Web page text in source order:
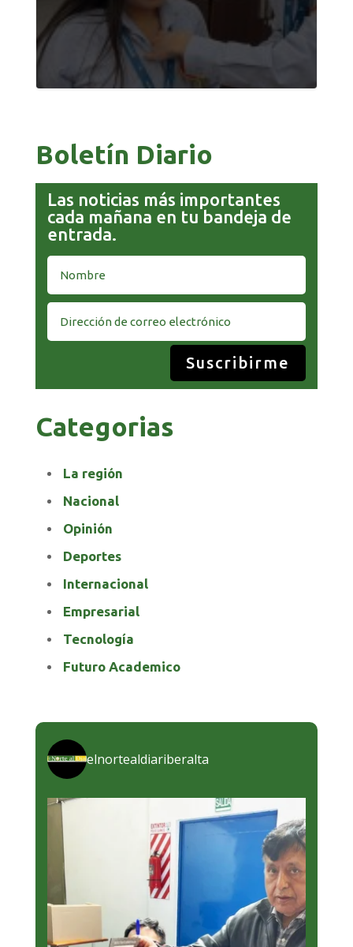
Boletín Diario
Las noticias más importantes
cada mañana en tu bandeja de
entrada.
Suscribirme
Categorias
La región
Nacional
Opinión
Deportes
Internacional
Empresarial
Tecnología
Futuro Academico
elnortealdiariberalta